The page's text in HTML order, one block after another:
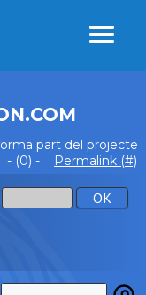
part del projecte
- (0) - Permalink (#)